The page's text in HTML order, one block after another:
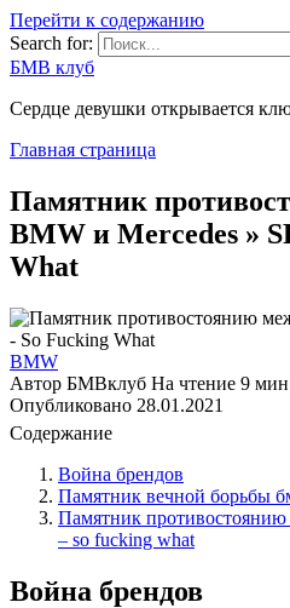
Перейти к содержанию
Search for:
БМВ клуб
Сердце девушки открывается
Главная страница
Памятник
BMW и Mercedes »
What
BMW
Автор БМВклуб На чтение 9
Опубликовано 28.01.2021
Содержание
Война брендов
Памятник вечной борьбы
Памятник
– so fucking what
Война брендов